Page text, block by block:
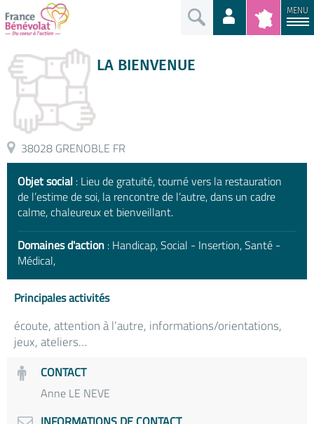
MENU
LA BIENVENUE
38028 GRENOBLE FR
Objet social : Lieu de gratuité, tourné vers la restauration
de l’estime de soi, la rencontre de l’autre, dans un cadre
calme, chaleureux et bienveillant.
Domaines d'action : Handicap, Social - Insertion, Santé -
Médical,
Principales activités
écoute, attention à l’autre, informations/orientations,
jeux, ateliers…
CONTACT
Anne LE NEVE